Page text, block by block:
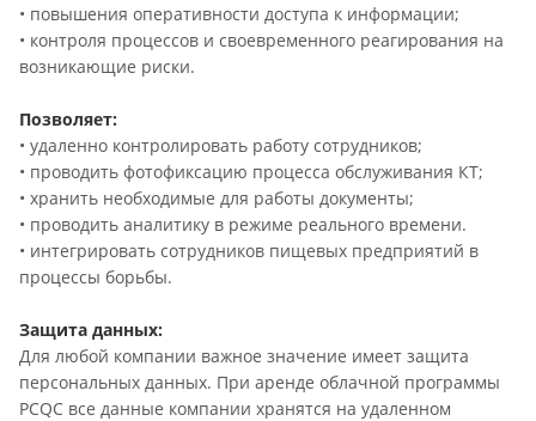
• повышения оперативности доступа к информации;
• контроля процессов и своевременного реагирования на
возникающие риски.
Позволяет:
• удаленно контролировать работу сотрудников;
• проводить фотофиксацию процесса обслуживания КТ;
• хранить необходимые для работы документы;
• проводить аналитику в режиме реального времени.
• интегрировать сотрудников пищевых предприятий в
процессы борьбы.
Защита данных:
Для любой компании важное значение имеет защита
персональных данных. При аренде облачной программы
PCQC все данные компании хранятся на удаленном